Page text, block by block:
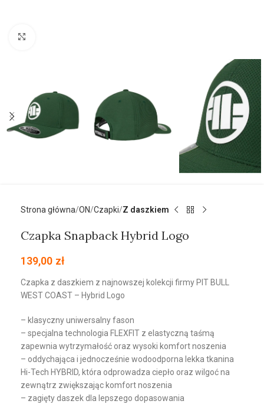
Strona główna ON Czapki Z daszkiem
Czapka Snapback Hybrid Logo
139,00 zł
Czapka z daszkiem z najnowszej kolekcji firmy PIT BULL
WEST COAST – Hybrid Logo
– klasyczny uniwersalny fason
– specjalna technologia FLEXFIT z elastyczną taśmą
zapewnia wytrzymałość oraz wysoki komfort noszenia
– oddychająca i jednocześnie wodoodporna lekka tkanina
Hi-Tech HYBRID, która odprowadza ciepło oraz wilgoć na
zewnątrz zwiększając komfort noszenia
– zagięty daszek dla lepszego dopasowania